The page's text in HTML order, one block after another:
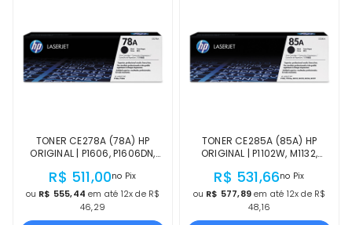
TONER CE278A (78A) HP
ORIGINAL | P1606, P1606DN,
PRODUTO OFICIAL HP COM NF,
PROCEDÊNCIA E GARANTIA DE 1
ANO
R$ 511,00no Pix
ou R$ 555,44 em até 12x de R$
46,29
TONER CE285A (85A) HP
ORIGINAL | P1102W, M1132,
M1132, M1212, P1102 | PRODUTO
OFICIAL HP COM NF,
PROCEDÊNCIA E GARANTIA
R$ 531,66no Pix
ou R$ 577,89em até 12x de R$
48,16